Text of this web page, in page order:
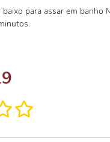
para assar em